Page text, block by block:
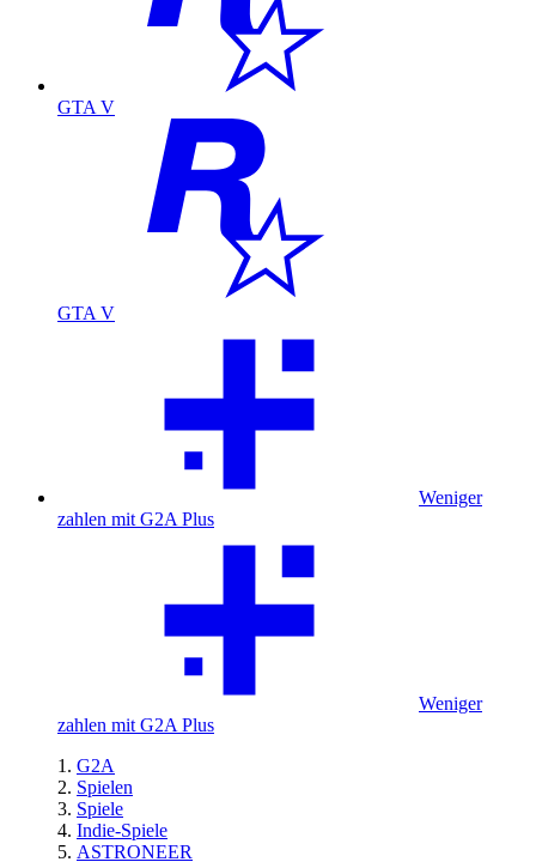
GTA V
GTA V
Weniger
zahlen mit G2A Plus
Weniger
zahlen mit G2A Plus
G2A
Spielen
Spiele
Indie-Spiele
ASTRONEER